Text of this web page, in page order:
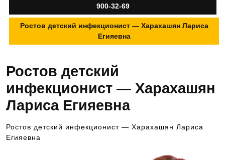
900-32-69
Ростов детский инфекционист — Харахашян Лариса
Егияевна
Ростов детский
инфекционист — Харахашян
Лариса Егияевна
Ростов детский инфекционист — Харахашян Лариса
Егияевна